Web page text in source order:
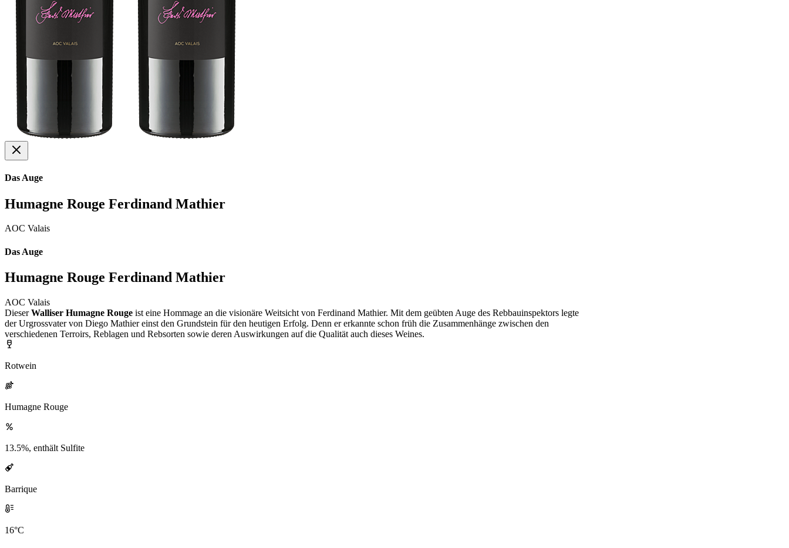
Das Auge
Humagne Rouge Ferdinand Mathier
AOC Valais
Das Auge
Humagne Rouge Ferdinand Mathier
AOC Valais
DieserWalliser Humagne Rouge ist eine Hommage an die visionäre Weitsicht von Ferdinand Mathier. Mit dem geübten Auge des Rebbauinspektors legte
der Urgrossvater von Diego Mathier einst den Grundstein für den heutigen Erfolg. Denn er erkannte schon früh die Zusammenhänge zwischen den
verschiedenen Terroirs, Reblagen und Rebsorten sowie deren Auswirkungen auf die Qualität auch dieses Weines.
Rotwein
Humagne Rouge
13.5%, enthält Sulfite
Barrique
16°C